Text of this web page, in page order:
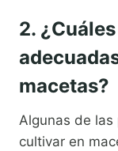
2.
macetas?
Algunas de las
cultivar en